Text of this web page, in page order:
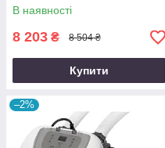
В наявності
8 203 ₴ 8 504 ₴
Купити
–2%